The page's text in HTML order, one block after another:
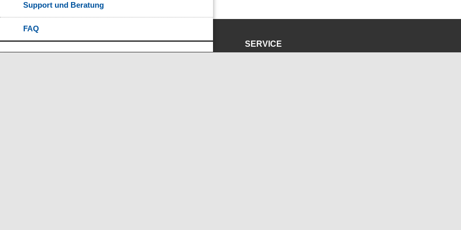
Support und Beratung
FAQ
SERVICE